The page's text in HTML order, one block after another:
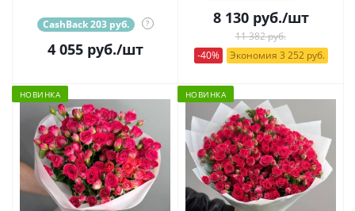
CashBack 203 руб. ?
4 055руб./шт
8 130руб./шт
11 382 руб.
-40%
Экономия 3 252 руб.
НОВИНКА НОВИНКА